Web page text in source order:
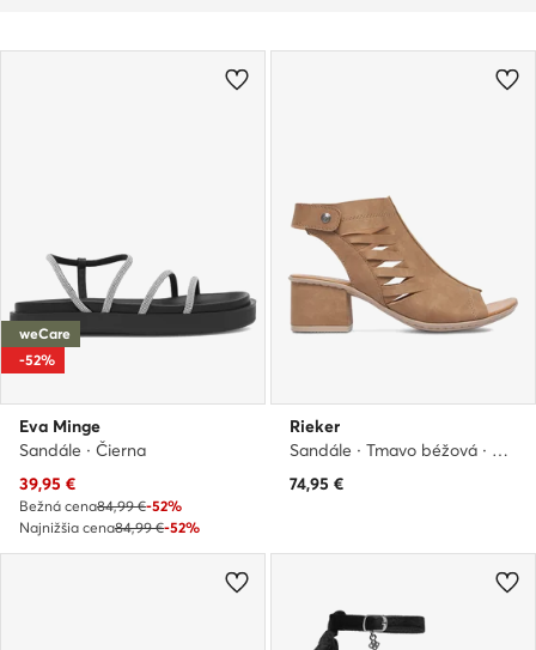
weCare
-52%
Eva Minge
Sandále · Čierna
Aktuálna cena
39,95 €
Bežná cena84,99 €-52%
Najnižšia cena84,99 €-52%
Rieker
Sandále · Tmavo béžová · 5.5 cm
74,95 €